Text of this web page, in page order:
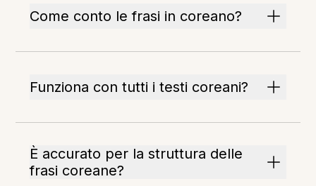
Come conto le frasi in coreano?
Funziona con tutti i testi coreani?
È accurato per la struttura delle
frasi coreane?